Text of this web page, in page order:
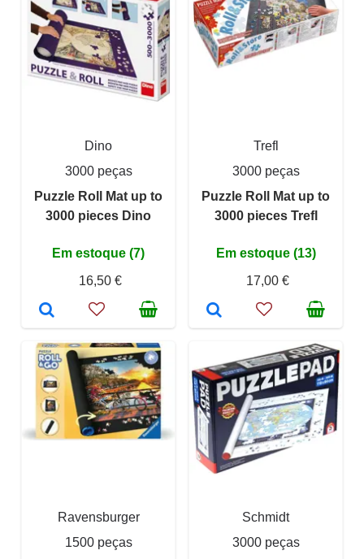
Dino
3000 peças
Puzzle Roll Mat up to
3000 pieces Dino
Em estoque (7)
16,50 €
Trefl
3000 peças
Puzzle Roll Mat up to
3000 pieces Trefl
Em estoque (13)
17,00 €
Ravensburger
1500 peças
Schmidt
3000 peças